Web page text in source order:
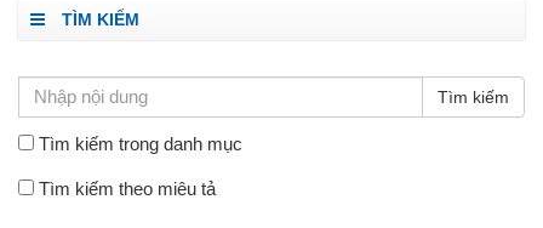
TÌM KIẾM
Tìm kiếm trong danh mục
Tìm kiếm theo miêu tả